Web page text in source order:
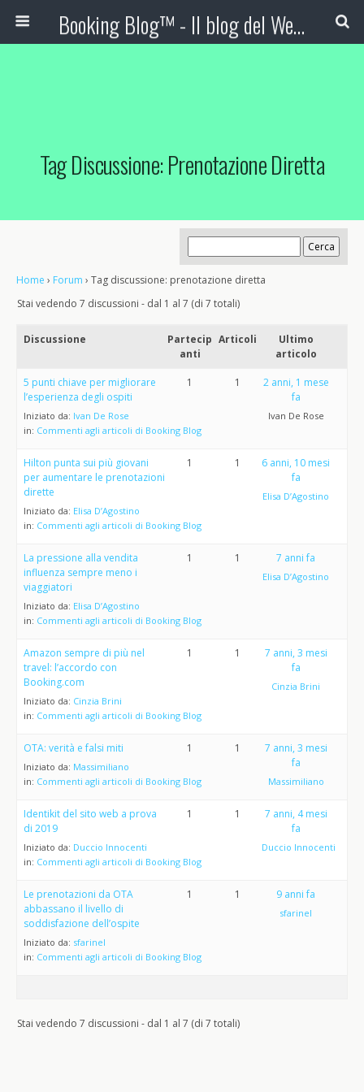
Booking Blog™ - Il blog del Web Marketing Turistico
Tag Discussione: Prenotazione Diretta
Home › Forum › Tag discussione: prenotazione diretta
Stai vedendo 7 discussioni - dal 1 al 7 (di 7 totali)
Discussione
Partecip
anti
Articoli
Ultimo
articolo
5 punti chiave per migliorare
l’esperienza degli ospiti
Iniziato da: Ivan De Rose
in: Commenti agli articoli di Booking Blog
1 1
2 anni, 1 mese
fa
Ivan De Rose
Hilton punta sui più giovani
per aumentare le prenotazioni
dirette
Iniziato da: Elisa D’Agostino
in: Commenti agli articoli di Booking Blog
1 1
6 anni, 10 mesi
fa
Elisa D’Agostino
La pressione alla vendita
influenza sempre meno i
viaggiatori
Iniziato da: Elisa D’Agostino
in: Commenti agli articoli di Booking Blog
1 1 7 anni fa
Elisa D’Agostino
Amazon sempre di più nel
travel: l’accordo con
Booking.com
Iniziato da: Cinzia Brini
in: Commenti agli articoli di Booking Blog
1 1
7 anni, 3 mesi
fa
Cinzia Brini
OTA: verità e falsi miti
Iniziato da: Massimiliano
in: Commenti agli articoli di Booking Blog
1 1
7 anni, 3 mesi
fa
Massimiliano
Identikit del sito web a prova
di 2019
Iniziato da: Duccio Innocenti
in: Commenti agli articoli di Booking Blog
1 1
7 anni, 4 mesi
fa
Duccio Innocenti
Le prenotazioni da OTA
abbassano il livello di
soddisfazione dell’ospite
Iniziato da: sfarinel
in: Commenti agli articoli di Booking Blog
1 1 9 anni fa
sfarinel
Stai vedendo 7 discussioni - dal 1 al 7 (di 7 totali)